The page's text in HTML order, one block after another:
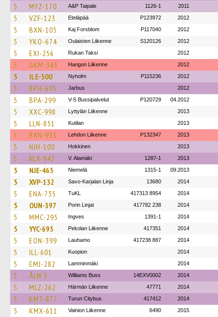
5 MYZ-170 A&P Taipale 1126-1 2011
5 VZF-123 Eteläpää P123972 2012
5 BXN-105 Kaj Forsblom P117040 2012
5 YKO-674 Oulaisten Liikenne S120126 2012
5 EXI-256 Rukan Taksi 2012
5 GKM-343 Hangon Liikenne 2012
5 ILE-500 Nyholm P115236 2012
5 BPH-605 Jarbus 2012
5 BPA-299 V-S Bussipalvelut P120729 04.2012
5 XXC-998 Lyttylän Liikenne 2013
5 LLN-851 Kutilan 2013
5 BXN-935 Lehdon Liikenne P132347 2013
5 NJH-100 Hokkinen 2013
5 NLX-942 V. Alamäki 1287-1 2013
5 NJE-465 Niemelä 1315-1 09.2013
5 XVP-132 Savo-Karjalan Linja 13680 2014
5 ENA-735 TuKL 417313 8954 2014
5 OUN-397 Porin Linjat 417782 238 2014
5 MMC-295 Ingves 1391-1 2014
5 YYC-695 Pekolan Liikenne 417351 2014
5 EON-399 Lauhamo 417238 887 2014
5 ILL-601 Kuopion 2014
5 EMJ-282 Lamminmäki 2014
5 ÅLW 5 Williams Buss 14EXV0002 2014
5 MLZ-262 Härmän Liikenne 47771 2014
5 KMT-877 Turun Citybus 417412 2014
5 KMX-611 Vainion Liikenne 6490 2015